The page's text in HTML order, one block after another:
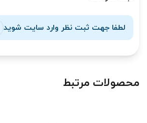
لطفا جهت ثبت نظر وارد سایت شوید
محصولات مرتبط